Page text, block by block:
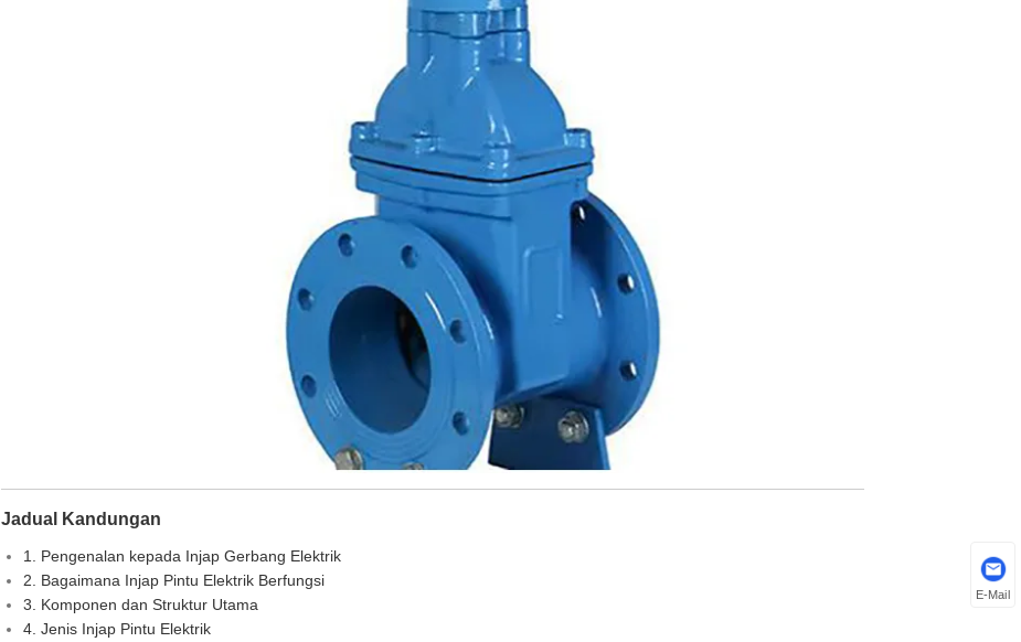
Jadual Kandungan
1. Pengenalan kepada Injap Gerbang Elektrik
2. Bagaimana Injap Pintu Elektrik Berfungsi
3. Komponen dan Struktur Utama
4. Jenis Injap Pintu Elektrik
E-Mail